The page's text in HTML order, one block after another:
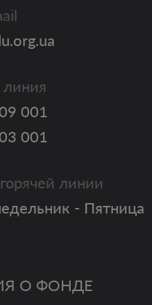
О ФОНДЕ
линия
001
001
линии
- Пятница